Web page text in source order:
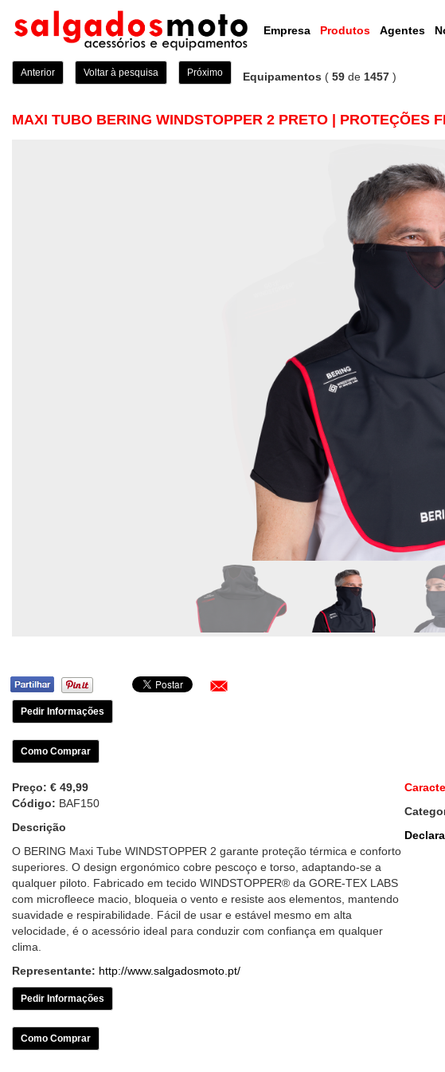
Empresa Produtos Agentes
Anterior Voltar à pesquisa Próximo Equipamentos ( 59 de 1457 )
MAXI TUBO BERING WINDSTOPPER 2 PRETO | PROTEÇÕES
Pedir Informações
Como Comprar
Preço: € 49,99
Código: BAF150
Descrição
O BERING Maxi Tube WINDSTOPPER 2 garante proteção térmica e conforto
superiores. O design ergonómico cobre pescoço e torso, adaptando-se a
qualquer piloto. Fabricado em tecido WINDSTOPPER® da GORE-TEX LABS
com microfleece macio, bloqueia o vento e resiste aos elementos, mantendo
suavidade e respirabilidade. Fácil de usar e estável mesmo em alta
velocidade, é o acessório ideal para conduzir com confiança em qualquer
clima.
Representante: http://www.salgadosmoto.pt/
Pedir Informações
Como Comprar